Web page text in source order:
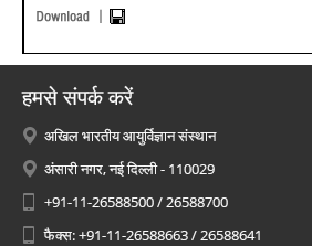
हमसे संपर्क करें
अखिल भारतीय आयुर्विज्ञान संस्थान
अंसारी नगर, नई दिल्ली - 110029
+91-11-26588500 / 26588700
फैक्स: +91-11-26588663 / 26588641